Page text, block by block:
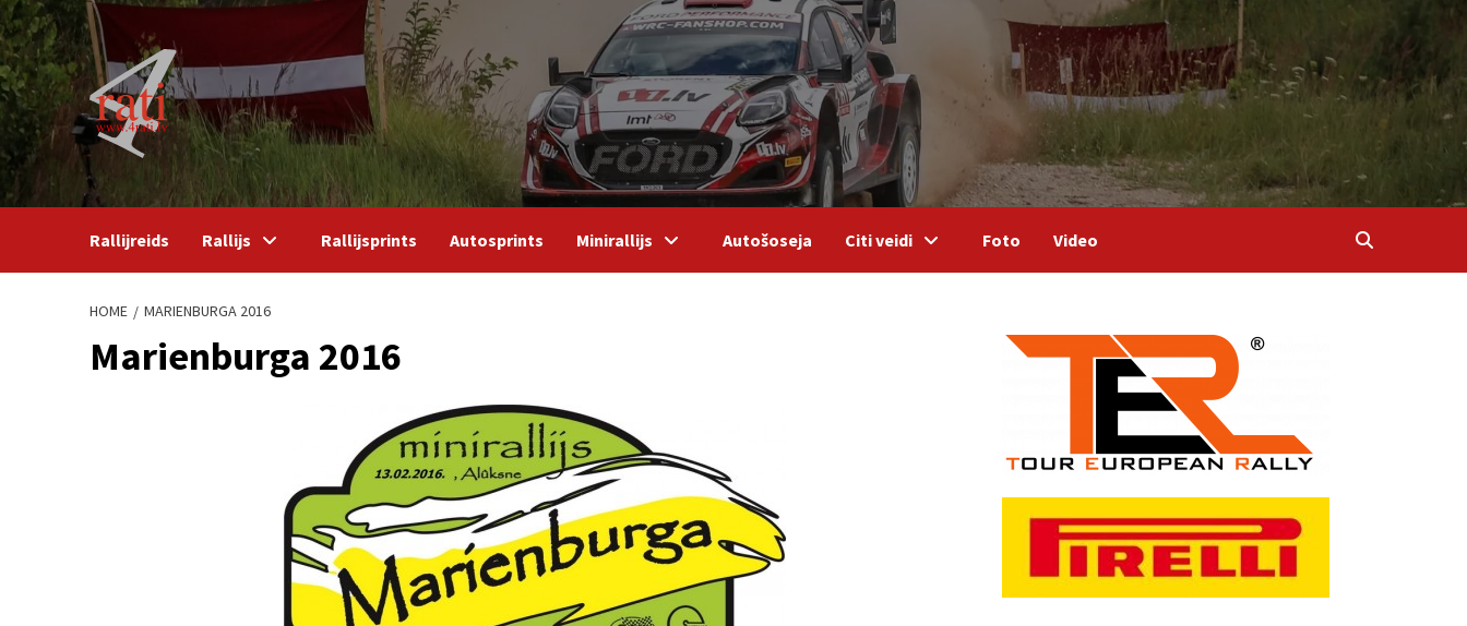
Skip
to
content
Rallijreids Rallijs Rallijsprints Autosprints Minirallijs Autošoseja Citi veidi Foto Video
HOME MARIENBURGA 2016
Marienburga 2016